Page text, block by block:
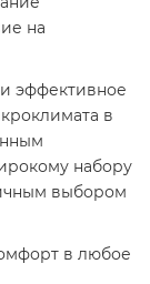
на
и эффективное
в
набору
выбором
в любое